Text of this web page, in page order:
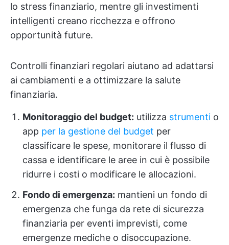
lo stress finanziario, mentre gli investimenti
intelligenti creano ricchezza e offrono
opportunità future.
Controlli finanziari regolari aiutano ad adattarsi
ai cambiamenti e a ottimizzare la salute
finanziaria.
Monitoraggio del budget: utilizza strumenti o
app per la gestione del budget per
classificare le spese, monitorare il flusso di
cassa e identificare le aree in cui è possibile
ridurre i costi o modificare le allocazioni.
Fondo di emergenza: mantieni un fondo di
emergenza che funga da rete di sicurezza
finanziaria per eventi imprevisti, come
emergenze mediche o disoccupazione.